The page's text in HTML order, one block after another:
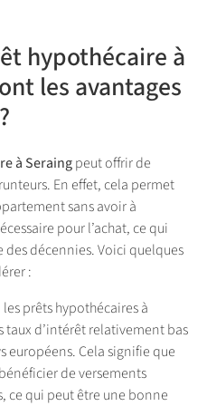
hypothécaire à
les avantages
?
à Seraingpeut offrir de
En effet, cela permet
sans avoir à
pour l’achat, ce qui
décennies. Voici quelques
:
prêts hypothécaires à
taux d’intérêt relativement bas
européens. Cela signifie que
de versements
ce qui peut être une bonne